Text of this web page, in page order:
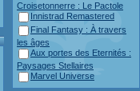
Croisetonnerre : Le Pactole
Innistrad Remastered
Final Fantasy : À travers
les âges
Aux portes des Eternités :
Paysages Stellaires
Marvel Universe